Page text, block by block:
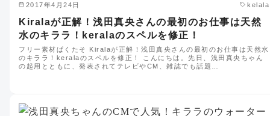
2017年4月24日 kelala
Kiralaが正解！浅田真央さんの最初のお仕事は天然
水のキララ！keralaのスペルを修正！
フリー素材ぱくたそ Kiralaが正解！浅田真央さんの最初のお仕事は天然水
のキララ！keralaのスペルを修正！ こんにちは。先日、浅田真央ちゃん
の起用とともに、発表されてテレビやCM、雑誌でも話題…